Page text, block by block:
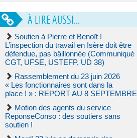
À LIRE AUSSI...
Soutien à Pierre et Benoît !
L’inspection du travail en Isère doit être
défendue, pas bâillonnée (Communiqué
CGT, UFSE, USTEFP, UD 38)
Rassemblement du 23 juin 2026
« Les fonctionnaires sont dans la
place ! » : REPORT AU 8 SEPTEMBRE
Motion des agents du service
ReponseConso : des soutiers sans
soutien !